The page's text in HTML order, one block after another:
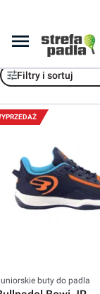
Bullpadel
Filtry i sortuj
buty do padla